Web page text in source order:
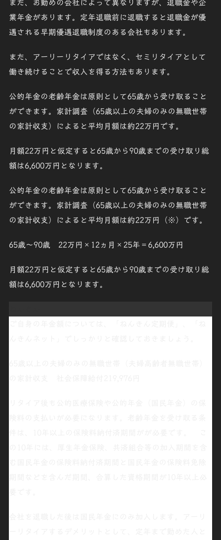
また、お勤めの会社によって異なりますが、退職金や企
業年金があります。定年退職前に退職すると退職金が優
遇される早期優遇退職制度のある会社もあります。
また、アーリーリタイアではなく、セミリタイアとして
働き続けることで収入を得る方法もあります。
公的年金の老齢年金は原則として65歳から受け取ること
ができます。家計調査（65歳以上の夫婦のみの無職世帯
の家計収支）によると平均月額は約22万円です。
月額22万円と仮定すると65歳から90歳までの受け取り総
額は6,600万円となります。
公的年金の老齢年金は原則として65歳から受け取ること
ができます。家計調査（65歳以上の夫婦のみの無職世帯
の家計収支）によると平均月額は約22万円（※）です。
65歳～90歳 22万円×12ヵ月×25年＝6,600万円
月額22万円と仮定すると65歳から90歳までの受け取り総
額は6,600万円となります。